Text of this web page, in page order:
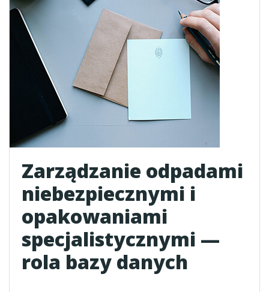
Zarządzanie odpadami
niebezpiecznymi i
opakowaniami
specjalistycznymi —
rola bazy danych